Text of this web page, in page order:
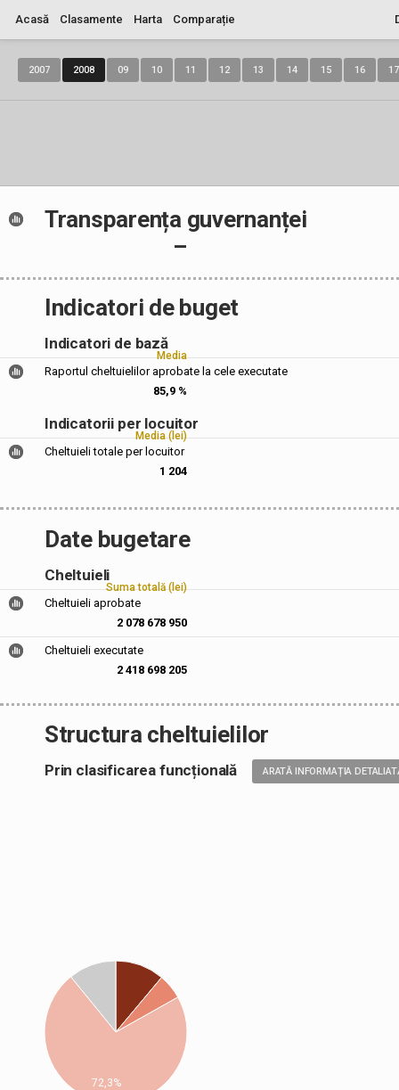
Acasă Clasamente Harta Comparație
2007 2008 09 10 11 12 13 14 15 16 17
Transparența guvernanței
–
Indicatori de buget
Indicatori de bază
Media
Raportul cheltuielilor aprobate la cele executate
85,9 %
Indicatorii per locuitor
Media (lei)
Cheltuieli totale per locuitor
1 204
Date bugetare
Cheltuieli
Suma totală (lei)
Cheltuieli aprobate
2 078 678 950
Cheltuieli executate
2 418 698 205
Structura cheltuielilor
Prin clasificarea funcțională ARATĂ INFORMAȚIA
72,3%